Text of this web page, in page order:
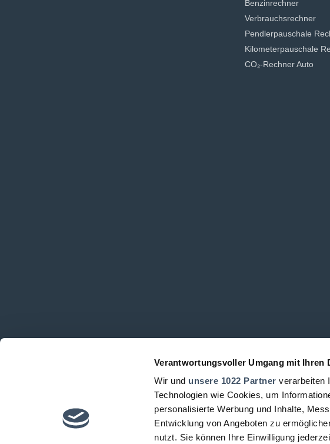
Verantwortungsvoller Umgang mit Ihren
Wir und unsere 1022 Partner verarbeiten
Technologien wie Cookies, um
personalisierte Werbung und Inhalte,
Entwicklung von Angeboten zu
nutzt. Sie können Ihre Einwilligung
Benzinrechner
Verbrauchsrechner
Pendlerpauschale
Kilometerpauschale
CO₂-Rechner Auto